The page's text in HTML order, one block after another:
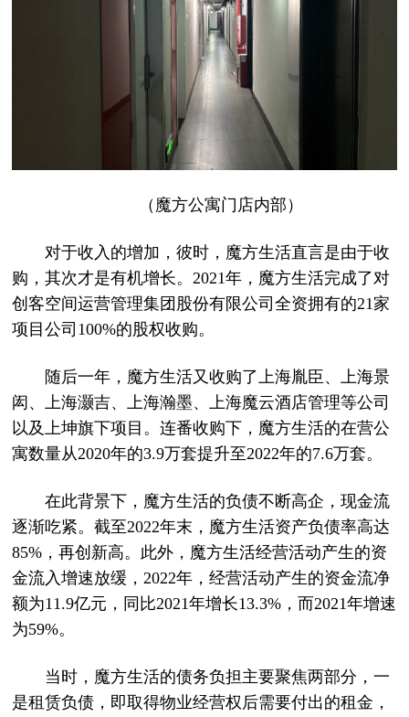
（魔方公寓门店内部）
对于收入的增加，彼时，魔方生活直言是由于收
购，其次才是有机增长。2021年，魔方生活完成了对
创客空间运营管理集团股份有限公司全资拥有的21家
项目公司100%的股权收购。
随后一年，魔方生活又收购了上海胤臣、上海景
闳、上海灏吉、上海瀚墨、上海魔云酒店管理等公司
以及上坤旗下项目。连番收购下，魔方生活的在营公
寓数量从2020年的3.9万套提升至2022年的7.6万套。
在此背景下，魔方生活的负债不断高企，现金流
逐渐吃紧。截至2022年末，魔方生活资产负债率高达
85%，再创新高。此外，魔方生活经营活动产生的资
金流入增速放缓，2022年，经营活动产生的资金流净
额为11.9亿元，同比2021年增长13.3%，而2021年增速
为59%。
当时，魔方生活的债务负担主要聚焦两部分，一
是租赁负债，即取得物业经营权后需要付出的租金，